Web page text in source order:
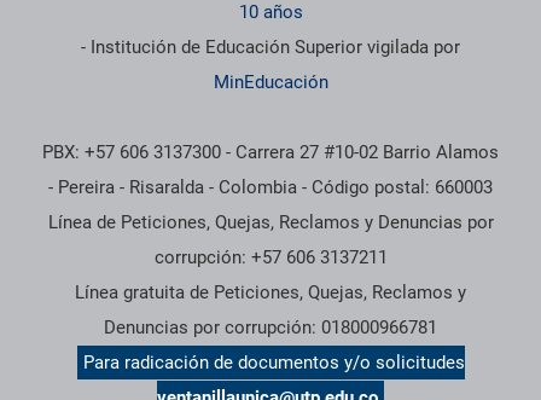
10 años
- Institución de Educación Superior vigilada por
MinEducación
PBX: +57 606 3137300 - Carrera 27 #10-02 Barrio Alamos
- Pereira - Risaralda - Colombia - Código postal: 660003
Línea de Peticiones, Quejas, Reclamos y Denuncias por
corrupción: +57 606 3137211
Línea gratuita de Peticiones, Quejas, Reclamos y
Denuncias por corrupción: 018000966781
Para radicación de documentos y/o solicitudes